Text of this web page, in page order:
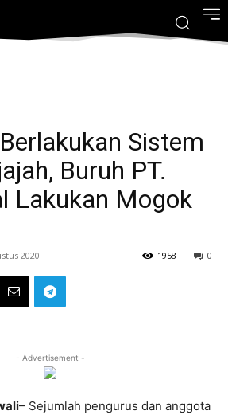
Sistem
Buruh PT.
Lakukan Mogok
2020 0
1958
- Advertisement -
– Sejumlah pengurus dan anggota